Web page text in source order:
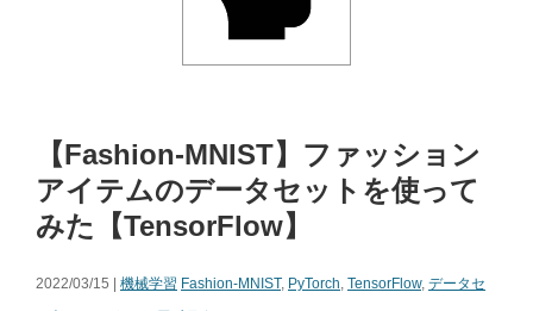
【Fashion-MNIST】ファッション
アイテムのデータセットを使って
みた【TensorFlow】
2022/03/15 | 機械学習 Fashion-MNIST, PyTorch, TensorFlow, データセ